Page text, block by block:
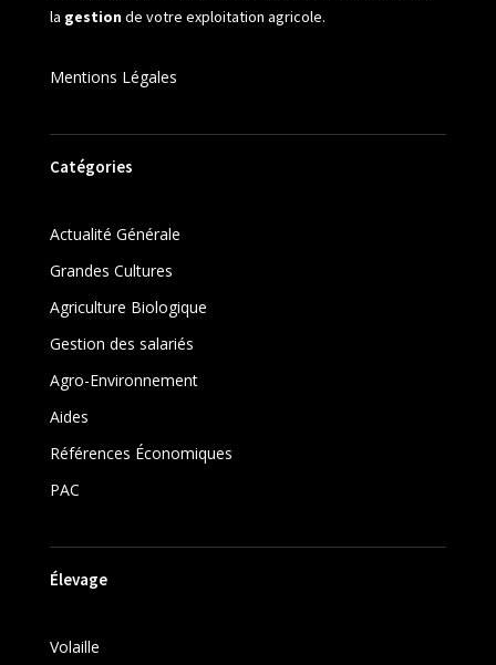
la gestionde votre exploitation agricole.
Mentions Légales
Catégories
Actualité Générale
Grandes Cultures
Agriculture Biologique
Gestion des salariés
Agro-Environnement
Aides
Références Économiques
PAC
Élevage
Volaille